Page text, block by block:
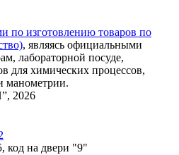
по изготовлению товаров по
, являясь официальными
лабораторной посуде,
для химических процессов,
манометрии.
2026
код на двери "9"